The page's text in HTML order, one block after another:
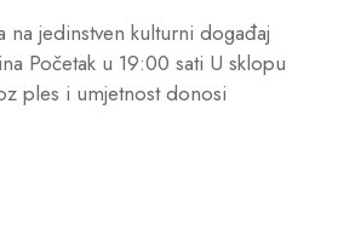
na jedinstven kulturni događaj
Početak u 19:00 sati U sklopu
ples i umjetnost donosi